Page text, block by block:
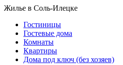
Жилье в Соль-Илецке
Гостиницы
Гостевые дома
Комнаты
Квартиры
Дома под ключ (без хозяев)